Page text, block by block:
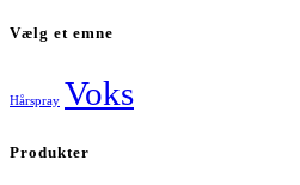
Vælg et emne
Hårspray Voks
Produkter